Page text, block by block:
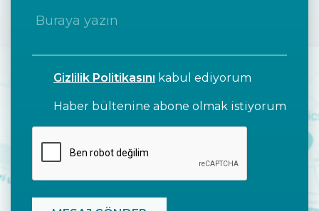
Gizlilik Politikasını kabul ediyorum
Haber bültenine abone olmak istiyorum
CAPTCHA